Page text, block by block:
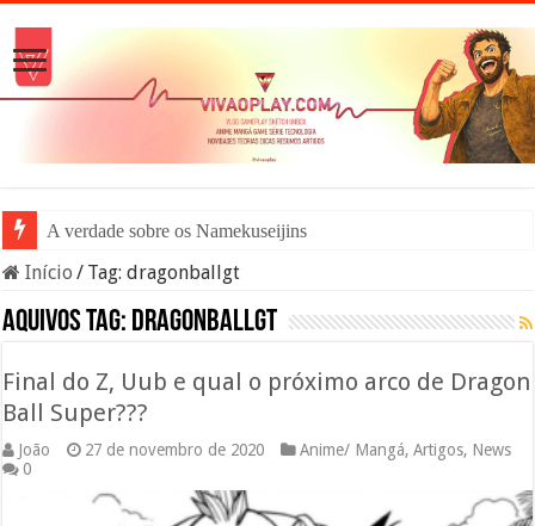
A verdade sobre os Namekuseijins – DRAG
Início / Tag:dragonballgt
Aquivos tag: dragonballgt
Final do Z, Uub e qual o próximo arco de Dragon
Ball Super???
João 27 de novembro de 2020 Anime/ Mangá,Artigos, News
0